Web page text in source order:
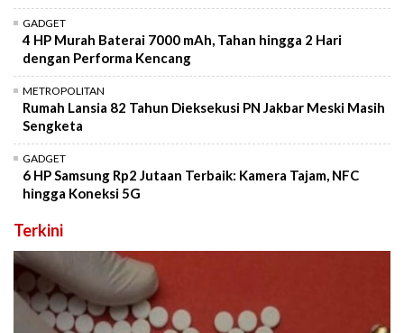
GADGET
4 HP Murah Baterai 7000 mAh, Tahan hingga 2 Hari
dengan Performa Kencang
METROPOLITAN
Rumah Lansia 82 Tahun Dieksekusi PN Jakbar Meski Masih
Sengketa
GADGET
6 HP Samsung Rp2 Jutaan Terbaik: Kamera Tajam, NFC
hingga Koneksi 5G
Terkini